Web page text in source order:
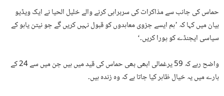
حماس کی جانب سے مذاکرات کی سربراہی کرنے والے خلیل الحیا نے ایک ویڈیو
بیان میں کہا کہ ’ہم ایسے جزوی معاہدوں کو قبول نہیں کریں گے جو نیتن یاہو کے
سیاسی ایجنڈے کو پورا کریں۔‘
واضح رہے کہ 59 یرغمالی ابھی بھی حماس کی قید میں ہیں جن میں سے 24 کے
بارے میں یہ خیال ظاہر کیا جاتا ہے کہ وہ زندہ ہیں۔